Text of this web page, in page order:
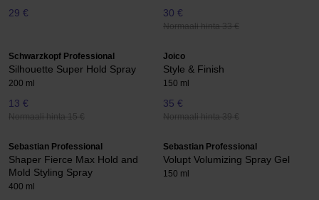
29 € 30 €
Normaali hinta 33 €
Schwarzkopf Professional
Silhouette Super Hold Spray
200 ml
13 €
Normaali hinta 15 €
Joico
Style & Finish
150 ml
35 €
Normaali hinta 39 €
Sebastian Professional
Shaper Fierce Max Hold and
Mold Styling Spray
400 ml
Sebastian Professional
Volupt Volumizing Spray Gel
150 ml